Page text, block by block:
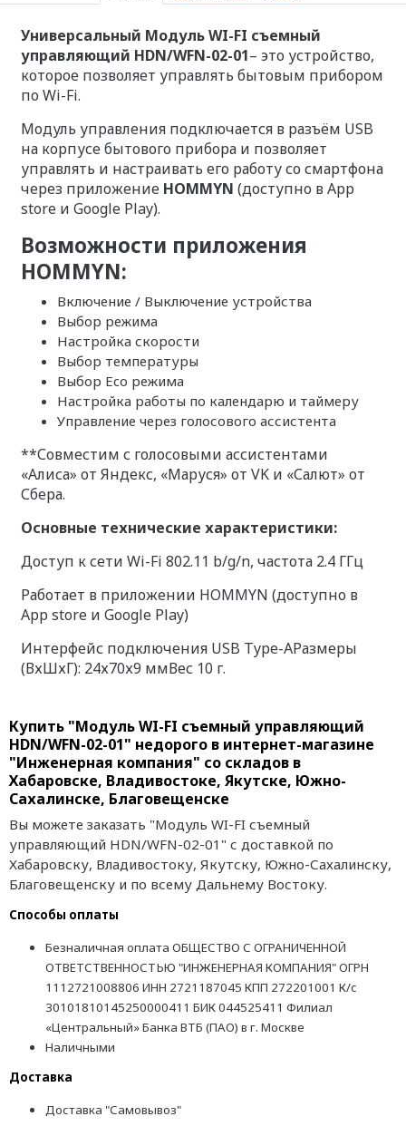
Универсальный Модуль WI-FI съемный
управляющий HDN/WFN-02-01– это устройство,
которое позволяет управлять бытовым прибором
по Wi-Fi.
Модуль управления подключается в разъём USB
на корпусе бытового прибора и позволяет
управлять и настраивать его работу со смартфона
через приложение HOMMYN (доступно в App
store и Google Play).
Возможности приложения
HOMMYN:
Включение / Выключение устройства
Выбор режима
Настройка скорости
Выбор температуры
Выбор Eco режима
Настройка работы по календарю и таймеру
Управление через голосового ассистента
**Совместим с голосовыми ассистентами
«Алиса» от Яндекс, «Маруся» от VK и «Салют» от
Сбера.
Основные технические характеристики:
Доступ к сети Wi-Fi 802.11 b/g/n, частота 2.4 ГГц
Работает в приложении HOMMYN (доступно в
App store и Google Play)
Интерфейс подключения USB Type-AРазмеры
(ВхШхГ): 24х70х9 ммВес 10 г.
Купить "Модуль WI-FI съемный управляющий
HDN/WFN-02-01" недорого в интернет-магазине
"Инженерная компания" со складов в
Хабаровске, Владивостоке, Якутске, Южно-
Сахалинске, Благовещенске
Вы можете заказать "Модуль WI-FI съемный
управляющий HDN/WFN-02-01" с доставкой по
Хабаровску, Владивостоку, Якутску, Южно-Сахалинску,
Благовещенску и по всему Дальнему Востоку.
Способы оплаты
Безналичная оплата ОБЩЕСТВО С ОГРАНИЧЕННОЙ
ОТВЕТСТВЕННОСТЬЮ "ИНЖЕНЕРНАЯ КОМПАНИЯ" ОГРН
1112721008806 ИНН 2721187045 КПП 272201001 К/с
30101810145250000411 БИК 044525411 Филиал
«Центральный» Банка ВТБ (ПАО) в г. Москве
Наличными
Доставка
Доставка "Самовывоз"